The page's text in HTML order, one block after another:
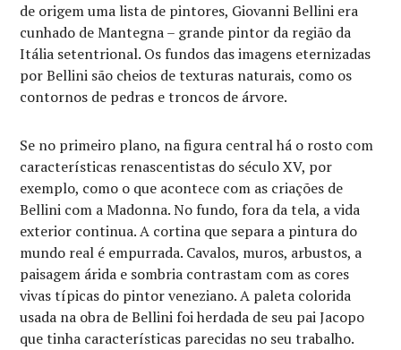
de origem uma lista de pintores, Giovanni Bellini era
cunhado de Mantegna – grande pintor da região da
Itália setentrional. Os fundos das imagens eternizadas
por Bellini são cheios de texturas naturais, como os
contornos de pedras e troncos de árvore.
Se no primeiro plano, na figura central há o rosto com
características renascentistas do século XV, por
exemplo, como o que acontece com as criações de
Bellini com a Madonna. No fundo, fora da tela, a vida
exterior continua. A cortina que separa a pintura do
mundo real é empurrada. Cavalos, muros, arbustos, a
paisagem árida e sombria contrastam com as cores
vivas típicas do pintor veneziano. A paleta colorida
usada na obra de Bellini foi herdada de seu pai Jacopo
que tinha características parecidas no seu trabalho.